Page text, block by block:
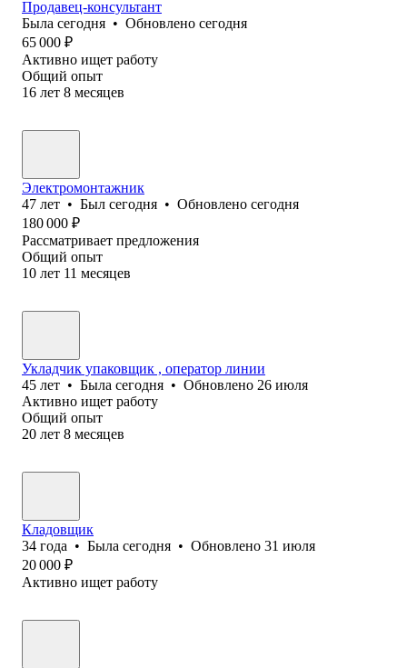
Продавец-консультант
Была сегодня • Обновлено сегодня
65 000 ₽
Активно ищет работу
Общий опыт
16 лет 8 месяцев
Электромонтажник
47 лет • Был сегодня • Обновлено сегодня
180 000 ₽
Рассматривает предложения
Общий опыт
10 лет 11 месяцев
Укладчик упаковщик , оператор линии
45 лет • Была сегодня • Обновлено 26 июля
Активно ищет работу
Общий опыт
20 лет 8 месяцев
Кладовщик
34 года • Была сегодня • Обновлено 31 июля
20 000 ₽
Активно ищет работу